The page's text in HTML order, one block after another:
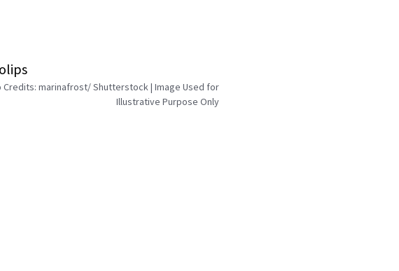
Credits: marinafrost/ Shutterstock | Image Used for
Illustrative Purpose Only